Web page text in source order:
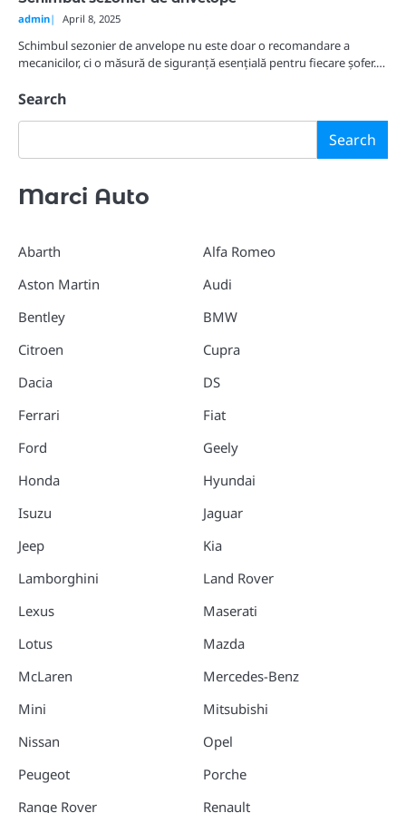
admin April 8, 2025
Schimbul sezonier de anvelope nu este doar o recomandare a
mecanicilor, ci o măsură de siguranță esențială pentru fiecare șofer.…
Search
Search
Marci Auto
Abarth
Aston Martin
Bentley
Citroen
Dacia
Ferrari
Ford
Honda
Isuzu
Jeep
Lamborghini
Lexus
Lotus
McLaren
Mini
Nissan
Peugeot
Range Rover
Alfa Romeo
Audi
BMW
Cupra
DS
Fiat
Geely
Hyundai
Jaguar
Kia
Land Rover
Maserati
Mazda
Mercedes-Benz
Mitsubishi
Opel
Porche
Renault